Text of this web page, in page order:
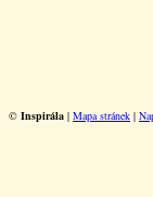
© Inspirála | Mapa stránek |